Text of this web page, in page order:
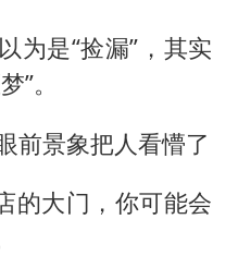
商场现钱学森巨幅海报 负责人回应
郑丽文：台湾从来没有“独立”过
几元成本的AI广告导致千万市值蒸发
州《告全体市民书》
为是“捡漏”，其实
”。
前景象把人看懵了
的大门，你可能会